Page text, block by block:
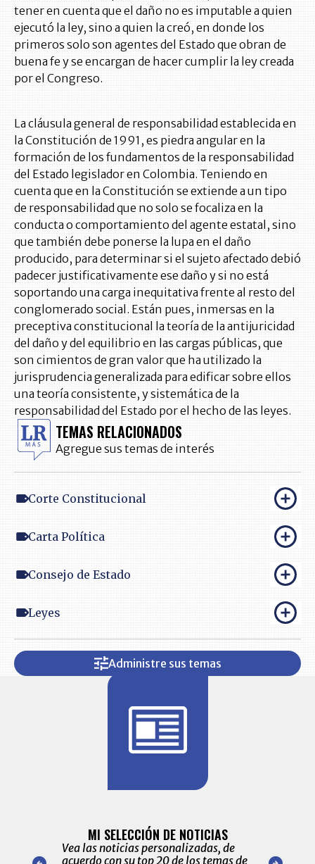
tener en cuenta que el daño no es imputable a quien
ejecutó la ley, sino a quien la creó, en donde los
primeros solo son agentes del Estado que obran de
buena fe y se encargan de hacer cumplir la ley creada
por el Congreso.
La cláusula general de responsabilidad establecida en
la Constitución de 1991, es piedra angular en la
formación de los fundamentos de la responsabilidad
del Estado legislador en Colombia. Teniendo en
cuenta que en la Constitución se extiende a un tipo
de responsabilidad que no solo se focaliza en la
conducta o comportamiento del agente estatal, sino
que también debe ponerse la lupa en el daño
producido, para determinar si el sujeto afectado debió
padecer justificativamente ese daño y si no está
soportando una carga inequitativa frente al resto del
conglomerado social. Están pues, inmersas en la
preceptiva constitucional la teoría de la antijuricidad
del daño y del equilibrio en las cargas públicas, que
son cimientos de gran valor que ha utilizado la
jurisprudencia generalizada para edificar sobre ellos
una teoría consistente, y sistemática de la
responsabilidad del Estado por el hecho de las leyes.
TEMAS RELACIONADOS
Agregue sus temas de interés
Corte Constitucional
Carta Política
Consejo de Estado
Leyes
Administre sus temas
nuestro
MI SELECCIÓN DE NOTICIAS
Vea las noticias personalizadas, de
acuerdo con su top 20 de los temas de